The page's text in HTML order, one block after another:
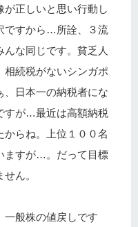
が正しいと思い行動し
ですから…所詮、３流
な同じです。貧乏人
相続税がないシンガポ
、日本一の納税者にな
すが…最近は高額納税
らね。上位１００名
ますが…。だって目標
ん。
一般株の値戻しです